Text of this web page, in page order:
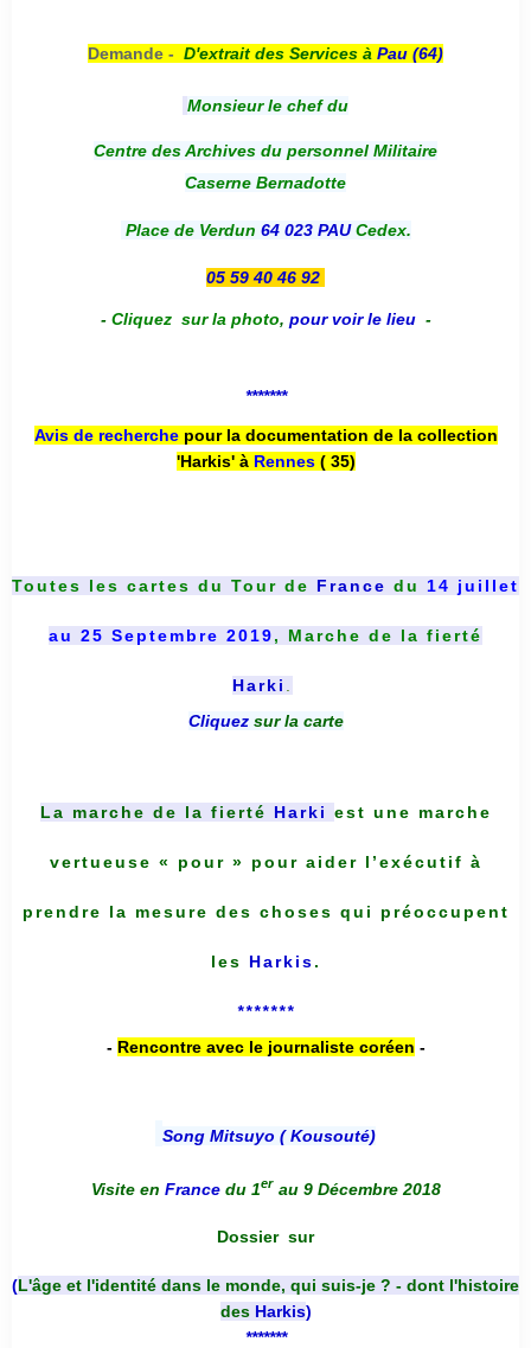
Demande - D'extrait des Services à Pau (64)
Monsieur le chef du
Centre des Archives du personnel Militaire
Caserne Bernadotte
Place de Verdun 64 023 PAUCedex.
05 59 40 46 92
- Cliquez sur la photo, pour voir le lieu -
*******
Avis de recherche pour la documentation de la collection
'Harkis' à Rennes( 35)
Toutes les cartes du Tour de France du 14 juillet
au 25 Septembre 2019, Marche de la fierté
Harki
Cliquez sur la carte
La marche de la fierté Harki est une marche
vertueuse « pour » pour aider l’exécutif à
prendre la mesure des choses qui préoccupent
les Harkis.
*******
- Rencontre avec le journaliste coréen -
Song Mitsuyo ( Kousouté)
Visite en France du 1er au 9 Décembre 2018
Dossier sur
(L'âge et l'identité dans le monde, qui suis-je ? - dont l'histoire
des Harkis)
*******